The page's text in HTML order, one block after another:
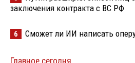
заключения контракта с ВС РФ
6 Сможет ли ИИ написать